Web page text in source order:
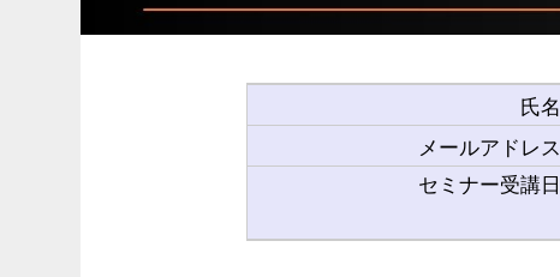
氏名
メールアドレス
セミナー受講日